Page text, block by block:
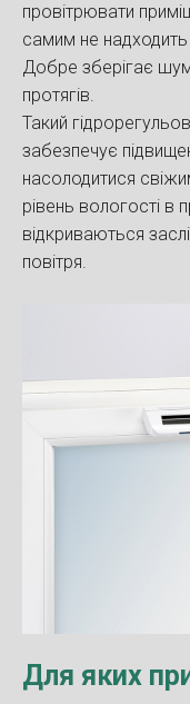
провітрювати
самим не
Добре зберігає
протягів.
Такий
забезпечує
насолодитися
рівень вологості в
відкриваються
повітря.
Для яких